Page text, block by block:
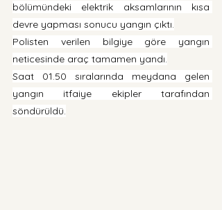
bölümündeki elektrik aksamlarının kısa
devre yapması sonucu yangın çıktı.
Polisten verilen bilgiye göre yangın
neticesinde araç tamamen yandı.
Saat 01.50 sıralarında meydana gelen
yangın itfaiye ekipler tarafından
söndürüldü.